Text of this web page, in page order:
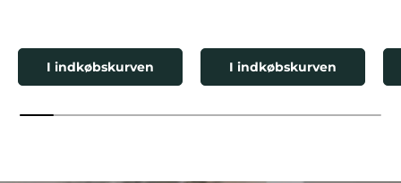
I indkøbskurven I indkøbskurven